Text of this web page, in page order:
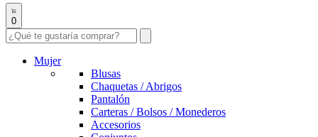
0
Mujer
Blusas
Chaquetas / Abrigos
Pantalón
Carteras / Bolsos / Monederos
Accesorios